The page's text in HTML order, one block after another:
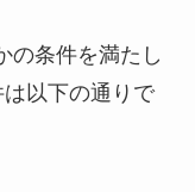
の条件を満たし
以下の通りで